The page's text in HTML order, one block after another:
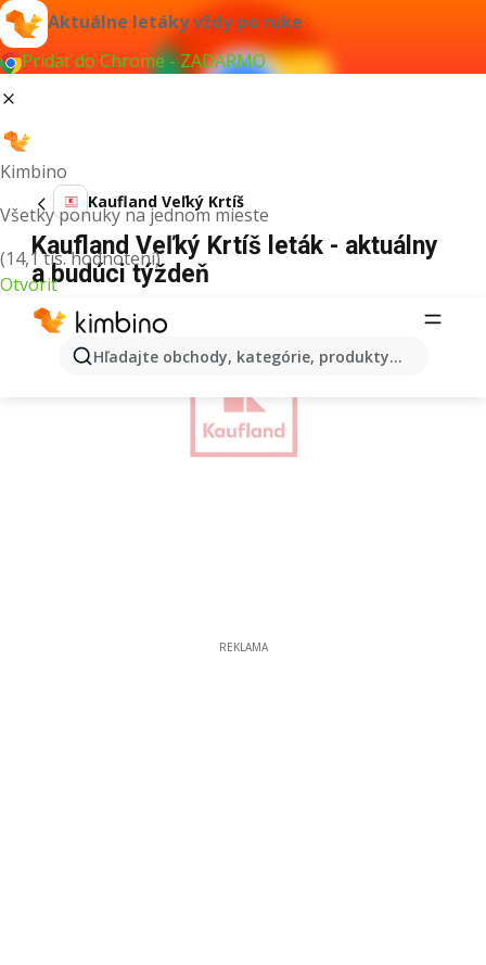
Aktuálne letáky vždy po ruke
Pridať do Chrome - ZADARMO
Kimbino
Všetky ponuky na jednom mieste
(14,1 tis. hodnotení)
Otvoriť
Hľadajte obchody, kategórie, produkty...
Kaufland Veľký Krtíš
Kaufland Veľký Krtíš leták - aktuálny
a budúci týždeň
REKLAMA